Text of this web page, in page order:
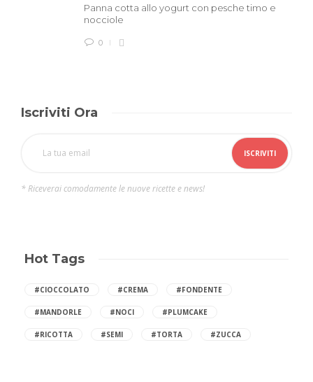
Panna cotta allo yogurt con pesche timo e
nocciole
0
Iscriviti Ora
* Riceverai comodamente le nuove ricette e news!
Hot Tags
#CIOCCOLATO #CREMA #FONDENTE
#MANDORLE #NOCI #PLUMCAKE
#RICOTTA #SEMI #TORTA #ZUCCA